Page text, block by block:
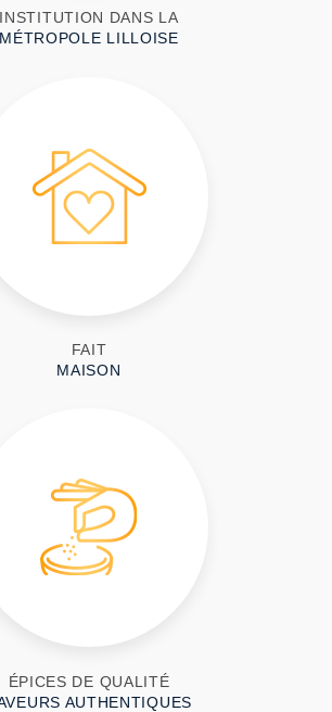
INSTITUTION DANS LA
MÉTROPOLE LILLOISE
FAIT
MAISON
ÉPICES DE QUALITÉ
AUTHENTIQUES